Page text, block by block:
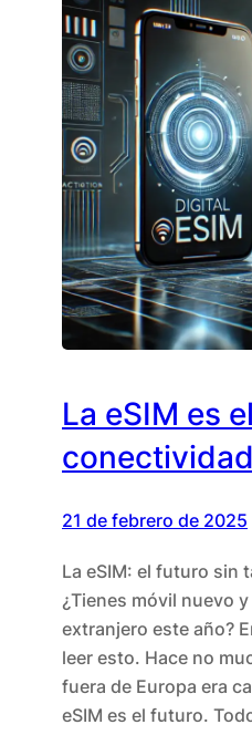
La eSIM es
21 de febrero de 2025
La eSIM: el futuro sin
¿Tienes móvil nuevo
extranjero este año?
leer esto. Hace no
fuera de Europa era
eSIM es el futuro.